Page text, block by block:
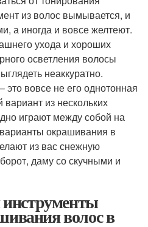
из волос вымывается, и
а иногда и вовсе желтеют.
ухода и хороших
осветления волосы
неаккуратно.
вовсе не его однотонная
из нескольких
играют между собой на
окрашивания в
из вас снежную
даму со скучными и
инструменты
волос в